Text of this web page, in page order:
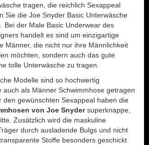
tragen, die reichlich Sexappeal
Sie die Joe Snyder Basic Unterwäsche
Bei der Male Basic Underwear des
handelt es sind um einzigartige
Männer, die nicht nur ihre Männlichkeit
möchten, sondern auch das gute
tolle Unterwäsche zu tragen.
Modelle sind so hochwertig
auch als Männer Schwimmhose getragen
den gewünschten Sexappeal haben die
von Joe Snydersuperknappe,
Zusätzlich wird die maskuline
durch ausladende Bulgs und nicht
Stoffe besonders geschickt